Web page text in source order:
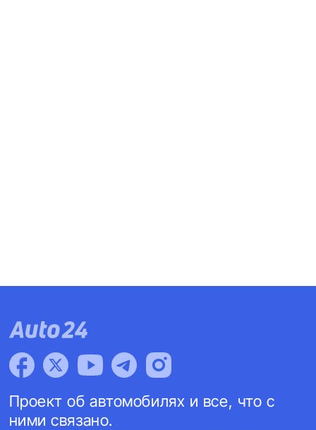
Проект об автомобилях и все, что с
ними связано.